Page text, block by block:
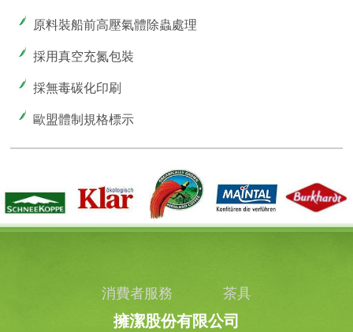
原料裝船前高壓氣體除蟲處理
採用真空充氮包裝
採無毒碳化印刷
歐盟體制規格標示
消費者服務 茶具
擁潔股份有限公司